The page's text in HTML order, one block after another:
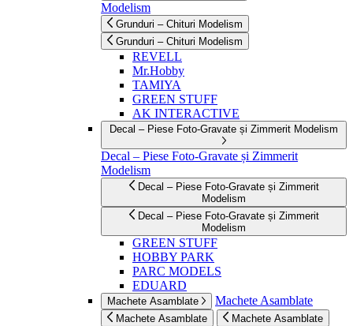
Modelism
Grunduri – Chituri Modelism
Grunduri – Chituri Modelism
REVELL
Mr.Hobby
TAMIYA
GREEN STUFF
AK INTERACTIVE
Decal – Piese Foto-Gravate și Zimmerit Modelism
Decal – Piese Foto-Gravate și Zimmerit
Modelism
Decal – Piese Foto-Gravate și Zimmerit
Modelism
Decal – Piese Foto-Gravate și Zimmerit
Modelism
GREEN STUFF
HOBBY PARK
PARC MODELS
EDUARD
Machete Asamblate Machete Asamblate
Machete Asamblate Machete Asamblate